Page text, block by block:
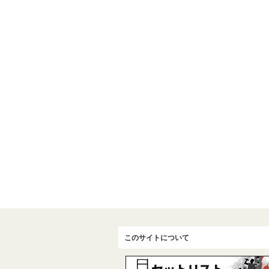
このサイトについて